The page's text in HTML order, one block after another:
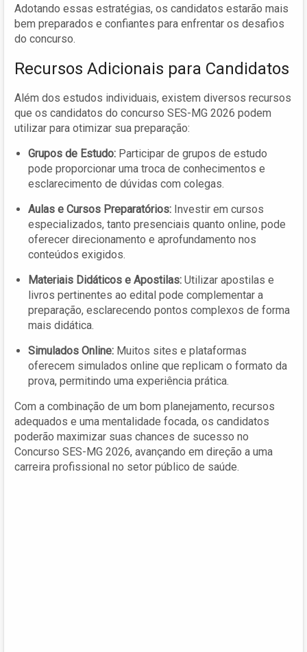
Adotando essas estratégias, os candidatos estarão mais
bem preparados e confiantes para enfrentar os desafios
do concurso.
Recursos Adicionais para Candidatos
Além dos estudos individuais, existem diversos recursos
que os candidatos do concurso SES-MG 2026 podem
utilizar para otimizar sua preparação:
Grupos de Estudo: Participar de grupos de estudo
pode proporcionar uma troca de conhecimentos e
esclarecimento de dúvidas com colegas.
Aulas e Cursos Preparatórios: Investir em cursos
especializados, tanto presenciais quanto online, pode
oferecer direcionamento e aprofundamento nos
conteúdos exigidos.
Materiais Didáticos e Apostilas: Utilizar apostilas e
livros pertinentes ao edital pode complementar a
preparação, esclarecendo pontos complexos de forma
mais didática.
Simulados Online: Muitos sites e plataformas
oferecem simulados online que replicam o formato da
prova, permitindo uma experiência prática.
Com a combinação de um bom planejamento, recursos
adequados e uma mentalidade focada, os candidatos
poderão maximizar suas chances de sucesso no
Concurso SES-MG 2026, avançando em direção a uma
carreira profissional no setor público de saúde.